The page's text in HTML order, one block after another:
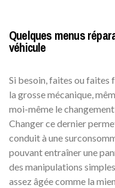
Quelques menus
véhicule
Si besoin, faites ou faites
la grosse mécanique,
moi-même le
Changer ce dernier
conduit à une
pouvant entraîner une
des manipulations
assez âgée comme la